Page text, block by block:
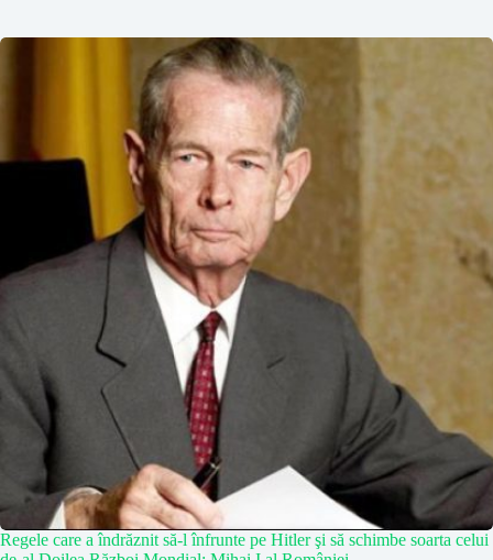
Regele care a îndrăznit să-l înfrunte pe Hitler şi să schimbe soarta celui